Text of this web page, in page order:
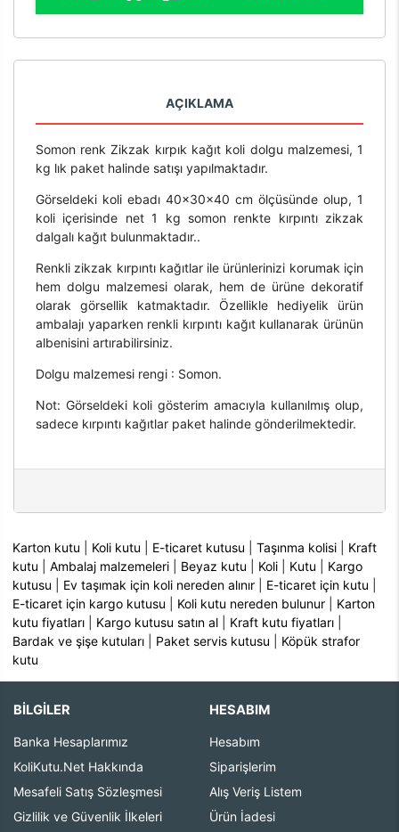
AÇIKLAMA
Somon renk Zikzak kırpık kağıt koli dolgu malzemesi, 1
kg lık paket halinde satışı yapılmaktadır.
Görseldeki koli ebadı 40x30x40 cm ölçüsünde olup, 1
koli içerisinde net 1 kg somon renkte kırpıntı zikzak
dalgalı kağıt bulunmaktadır..
Renkli zikzak kırpıntı kağıtlar ile ürünlerinizi korumak için
hem dolgu malzemesi olarak, hem de ürüne dekoratif
olarak görsellik katmaktadır. Özellikle hediyelik ürün
ambalajı yaparken renkli kırpıntı kağıt kullanarak ürünün
albenisini artırabilirsiniz.
Dolgu malzemesi rengi : Somon.
Not: Görseldeki koli gösterim amacıyla kullanılmış olup,
sadece kırpıntı kağıtlar paket halinde gönderilmektedir.
Karton kutu Koli kutu E-ticaret kutusu |Taşınma kolisi
Kraft
kutu |Ambalaj malzemeleri Beyaz kutu Koli Kutu
Kargo
kutusu
Ev taşımak için koli nereden alınır E-ticaret için kutu
E-ticaret için kargo kutusu
Koli kutu nereden bulunur
Karton
kutu fiyatları
Kargo kutusu satın al Kraft kutu fiyatları
Bardak ve şişe kutuları
Paket servis kutusu
Köpük strafor
kutu
BİLGİLER
Banka Hesaplarımız
KoliKutu.Net Hakkında
Mesafeli Satış Sözleşmesi
Gizlilik ve Güvenlik İlkeleri
HESABIM
Hesabım
Siparişlerim
Alış Veriş Listem
Ürün İadesi